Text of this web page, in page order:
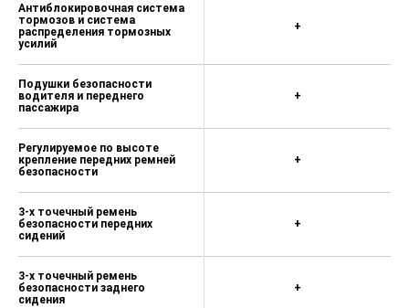
Антиблокировочная система
тормозов и система
распределения тормозных
усилий
Подушки безопасности
водителя и переднего
пассажира
Регулируемое по высоте
крепление передних ремней
безопасности
3-х точечный ремень
безопасности передних
сидений
3-х точечный ремень
безопасности заднего
сидения
+
+
+
+
+